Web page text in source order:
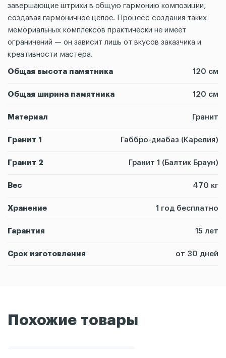
завершающие штрихи в общую гармонию композиции,
создавая гармоничное целое. Процесс создания таких
мемориальных комплексов практически не имеет
ограничений — он зависит лишь от вкусов заказчика и
креативности мастера.
Общая высота памятника 120 см
Общая ширина памятника 120 см
Материал Гранит
Гранит 1 Габбро-диабаз (Карелия)
Гранит 2 Гранит 1 (Балтик Браун)
Вес 470 кг
Хранение 1 год бесплатно
Гарантия 15 лет
Срок изготовления от 30 дней
Похожие товары